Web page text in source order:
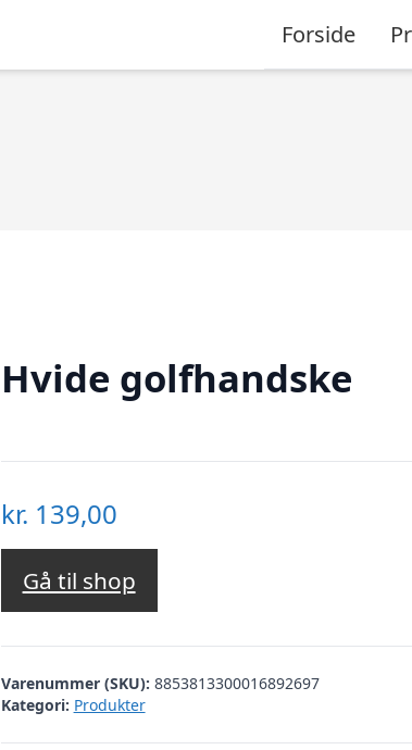
Forside
Hvide golfhandske
kr. 139,00
Gå til shop
Varenummer (SKU): 8853813300016892697
Kategori: Produkter